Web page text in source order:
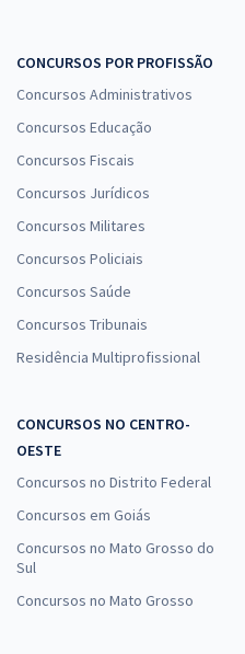
CONCURSOS POR PROFISSÃO
Concursos Administrativos
Concursos Educação
Concursos Fiscais
Concursos Jurídicos
Concursos Militares
Concursos Policiais
Concursos Saúde
Concursos Tribunais
Residência Multiprofissional
CONCURSOS NO CENTRO-
OESTE
Concursos no Distrito Federal
Concursos em Goiás
Concursos no Mato Grosso do
Sul
Concursos no Mato Grosso